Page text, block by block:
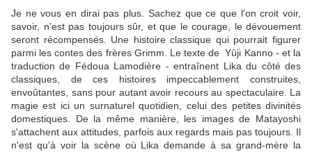
Je ne vous en dirai pas plus. Sachez que ce que l'on croit voir,
savoir, n'est pas toujours sûr, et que le courage, le dévouement
seront récompensés. Une histoire classique qui pourrait figurer
parmi les contes des frères Grimm. Le texte de Yûji Kanno - et la
traduction de Fédoua Lamodière - entraînent Lika du côté des
classiques, de ces histoires impeccablement construites,
envoûtantes, sans pour autant avoir recours au spectaculaire. La
magie est ici un surnaturel quotidien, celui des petites divinités
domestiques. De la même manière, les images de Matayoshi
s'attachent aux attitudes, parfois aux regards mais pas toujours. Il
n'est qu'à voir la scène où Lika demande à sa grand-mère la